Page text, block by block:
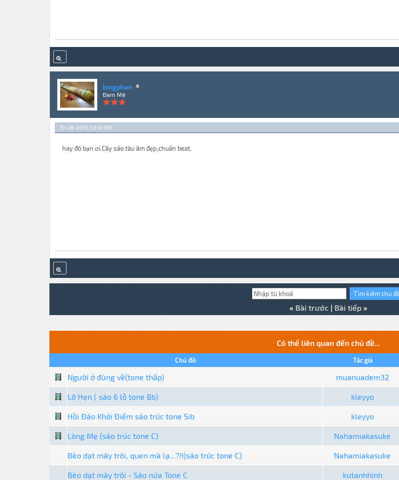
longphan
Đam Mê
10-28-2013, 03:41 PM
hay đó bạn ơi.Cây sáo tàu âm đẹp,chuẩn beat.
« Bài trước | Bài tiếp »
Có thể liên quan đến chủ đề...
Chủ đề: Tác giả
Người ở đừng về(tone thấp) muanuadem32
Lỡ Hẹn ( sáo 6 lỗ tone Bb) kleyyo
Hồi Đáo Khởi Điểm sáo trúc tone Sib kleyyo
Lòng Mẹ (sáo trúc tone C) Nahamiakasuke
Bèo dạt mây trôi, quen mà lạ...?!!(sáo trúc tone C) Nahamiakasuke
Bèo dạt mây trôi - Sáo nứa Tone C kutanhhinh